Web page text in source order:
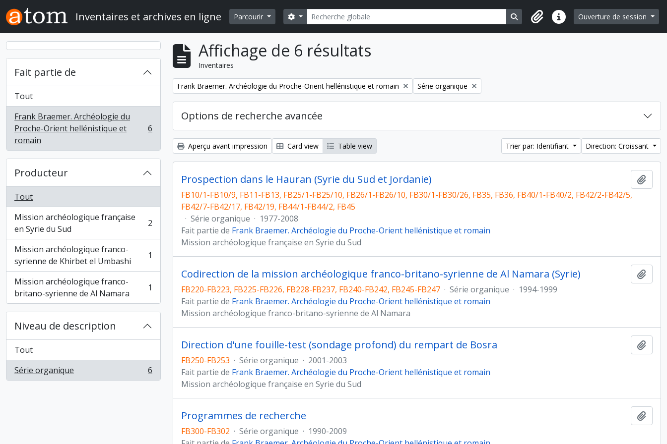
Skip to main content
Inventaires et archives en ligne Parcourir Rechercher
Search options Search in browse page
Liens rapidesOuverture de session
Fait partie de
Tout
Frank Braemer. Archéologie du
Proche-Orient hellénistique et
romain
, 6 résultats 6
Producteur
Tout
Mission archéologique française
en Syrie du Sud
, 2 résultats 2
Mission archéologique franco-
syrienne de Khirbet el Umbashi
, 1 résultats 1
Mission archéologique franco-
britano-syrienne de Al Namara
, 1 résultats 1
Niveau de description
Tout
Série organique
, 6 résultats 6
Affichage de 6 résultats
Inventaires
Remove filter:
Frank Braemer. Archéologie du Proche-Orient hellénistique et romain Remove filter:
Série organique
Options de recherche avancée
Aperçu avant impression Card view Table view Trier par: Identifiant Direction: Croissant
Prospection dans le Hauran (Syrie du Sud et Jordanie)
FB10/1-FB10/9, FB11-FB13, FB25/1-FB25/10, FB26/1-FB26/10, FB30/1-FB30/26, FB35, FB36, FB40/1-FB40/2, FB42/2-FB42/5,
FB42/7-FB42/17, FB42/19, FB44/1-FB44/2, FB45
· Série organique · 1977-2008
Fait partie de Frank Braemer. Archéologie du Proche-Orient hellénistique et romain
Mission archéologique française en Syrie du Sud
Codirection de la mission archéologique franco-britano-syrienne de Al Namara (Syrie)
FB220-FB223, FB225-FB226, FB228-FB237, FB240-FB242, FB245-FB247 · Série organique · 1994-1999
Fait partie de Frank Braemer. Archéologie du Proche-Orient hellénistique et romain
Mission archéologique franco-britano-syrienne de Al Namara
Direction d'une fouille-test (sondage profond) du rempart de Bosra
FB250-FB253 · Série organique · 2001-2003
Fait partie de Frank Braemer. Archéologie du Proche-Orient hellénistique et romain
Mission archéologique française en Syrie du Sud
Programmes de recherche
FB300-FB302 · Série organique · 1990-2009